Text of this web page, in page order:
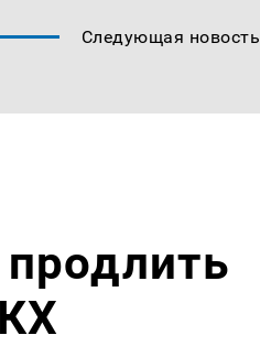
Следующая новость